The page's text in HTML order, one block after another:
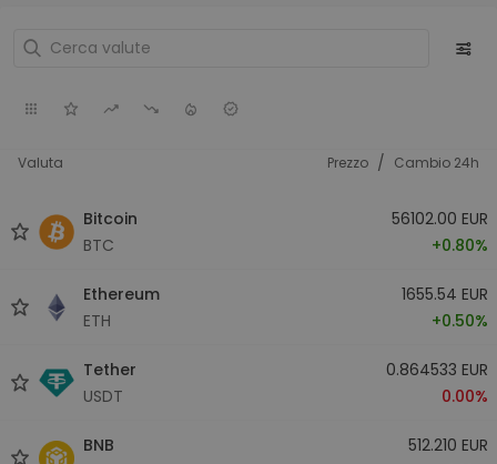
Valuta Prezzo / Cambio 24h
Bitcoin
BTC
56102.00 EUR
+0.80%
Ethereum
ETH
1655.54 EUR
+0.50%
Tether
USDT
0.864533 EUR
0.00%
BNB
512.210 EUR